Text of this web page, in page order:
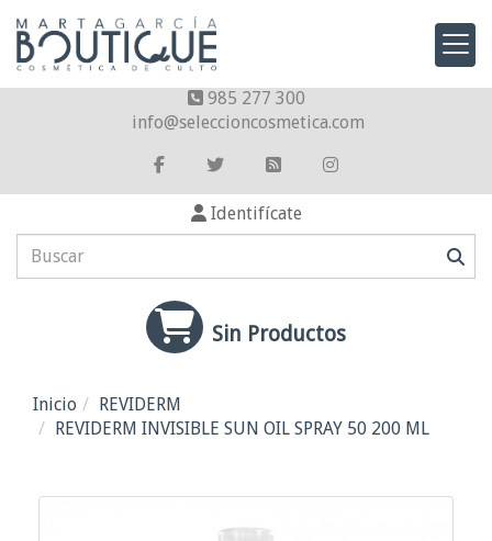
985 277 300
info
seleccioncosmetica.com
Identifícate
Sin Productos
Inicio
REVIDERM
REVIDERM INVISIBLE SUN OIL SPRAY 50 200 ML